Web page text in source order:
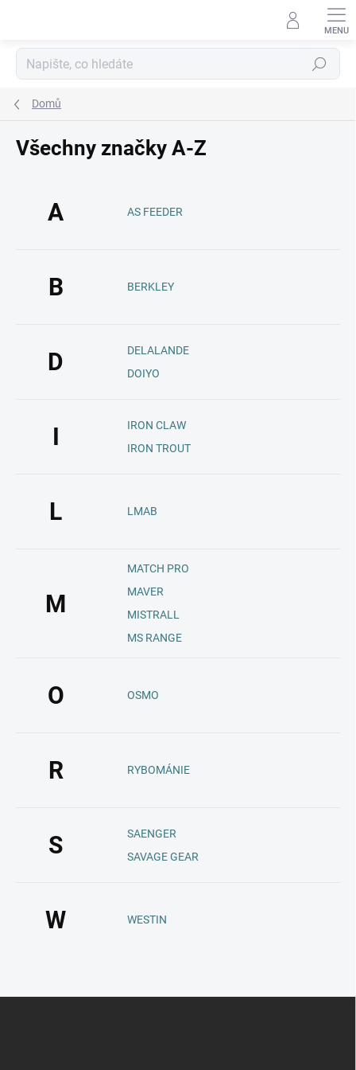
Hledat
Domů
Všechny značky A-Z
A AS FEEDER
B BERKLEY
D
DELALANDE
DOIYO
I
IRON CLAW
IRON TROUT
L LMAB
M
MATCH PRO
MAVER
MISTRALL
MS RANGE
O OSMO
R RYBOMÁNIE
S
SAENGER
SAVAGE GEAR
W WESTIN